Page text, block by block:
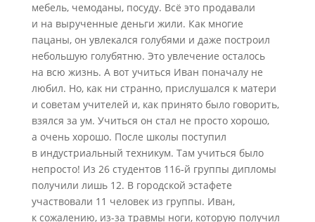
мебель, чемоданы, посуду. Всё это продавали
и на вырученные деньги жили. Как многие
пацаны, он увлекался голубями и даже построил
небольшую голубятню. Это увлечение осталось
на всю жизнь. А вот учиться Иван поначалу не
любил. Но, как ни странно, прислушался к матери
и советам учителей и, как принято было говорить,
взялся за ум. Учиться он стал не просто хорошо,
а очень хорошо. После школы поступил
в индустриальный техникум. Там учиться было
непросто! Из 26 студентов 116‑й группы дипломы
получили лишь 12. В городской эстафете
участвовали 11 человек из группы. Иван,
к сожалению, из-за травмы ноги, которую получил